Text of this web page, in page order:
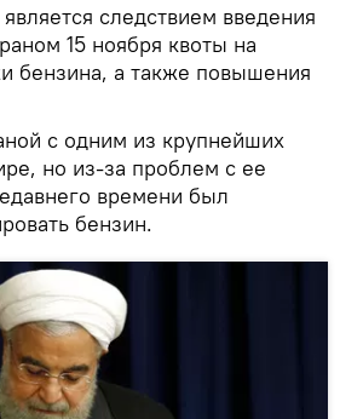
следствием введения
15 ноября квоты на
бензина, а также повышения
с одним из крупнейших
но из-за проблем с ее
времени был
бензин.